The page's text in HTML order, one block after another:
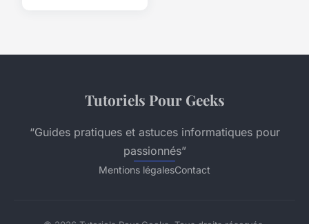
Tutoriels Pour Geeks
“Guides pratiques et astuces informatiques pour
passionnés”
Mentions légalesContact